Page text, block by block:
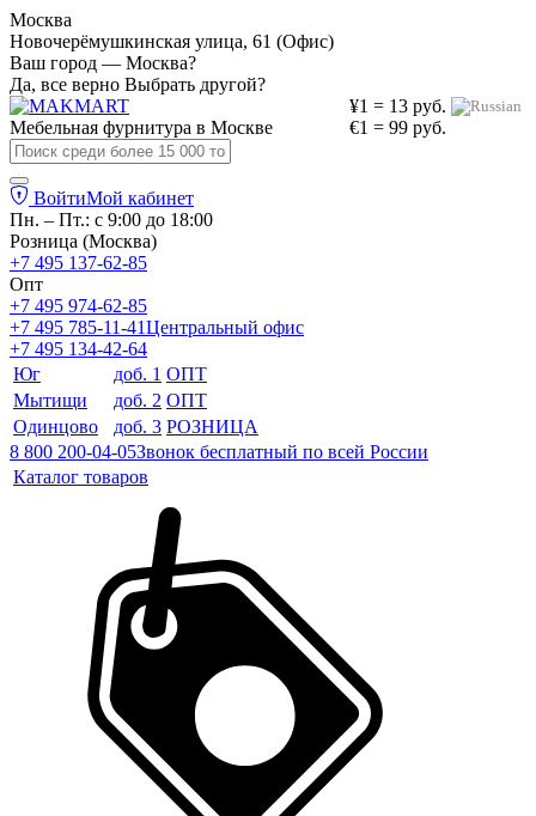
Москва
Новочерёмушкинская улица, 61 (Офис)
Ваш город — Москва?
Да, все верно Выбрать другой?
¥1 = 13 руб.
€1 = 99 руб.
Мебельная фурнитура в Москве
ВойтиМой кабинет
Пн. – Пт.: с 9:00 до 18:00
Розница (Москва)
+7 495 137-62-85
Опт
+7 495 974-62-85
+7 495 785-11-41Центральный офис
+7 495 134-42-64
Юг
доб. 1 ОПТ
Мытищи
доб. 2 ОПТ
Одинцово
доб. 3 РОЗНИЦА
8 800 200-04-05Звонок бесплатный по всей России
Каталог товаров